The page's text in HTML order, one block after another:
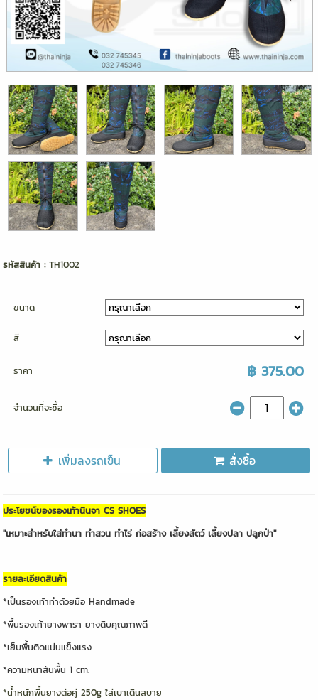
รหัสสินค้า :TH1002
ขนาด
สี
ราคา ฿ 375.00
จำนวนที่จะซื้อ
เพิ่มลงรถเข็น สั่งซื้อ
ประโยชน์ของรองเท้านินจา CS SHOES
"เหมาะสำหรับใส่ทำนา ทำสวน ทำไร่ ก่อสร้าง เลี้ยงสัตว์ เลี้ยงปลา ปลูกป่า"
รายละเอียดสินค้า
*เป็นรองเท้าทำด้วยมือ Handmade
*พื้นรองเท้ายางพารา ยางดิบคุณภาพดี
*เย็บพื้นติดแน่นแข็งแรง
*ความหนาส้นพื้น 1 cm.
*น้ำหนักพื้นยางต่อคู่ 250g ใส่เบาเดินสบาย